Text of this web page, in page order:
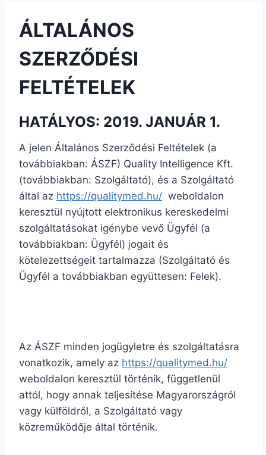
ÁLTALÁNOS
SZERZŐDÉSI
FELTÉTELEK
HATÁLYOS: 2019. JANUÁR 1.
A jelen Általános Szerződési Feltételek (a
továbbiakban: ÁSZF) Quality Intelligence Kft.
(továbbiakban: Szolgáltató), és a Szolgáltató
által az https://qualitymed.hu/ weboldalon
keresztül nyújtott elektronikus kereskedelmi
szolgáltatásokat igénybe vevő Ügyfél (a
továbbiakban: Ügyfél) jogait és
kötelezettségeit tartalmazza (Szolgáltató és
Ügyfél a továbbiakban együttesen: Felek).
Az ÁSZF minden jogügyletre és szolgáltatásra
vonatkozik, amely az https://qualitymed.hu/
weboldalon keresztül történik, függetlenül
attól, hogy annak teljesítése Magyarországról
vagy külföldről, a Szolgáltató vagy
közreműködője által történik.